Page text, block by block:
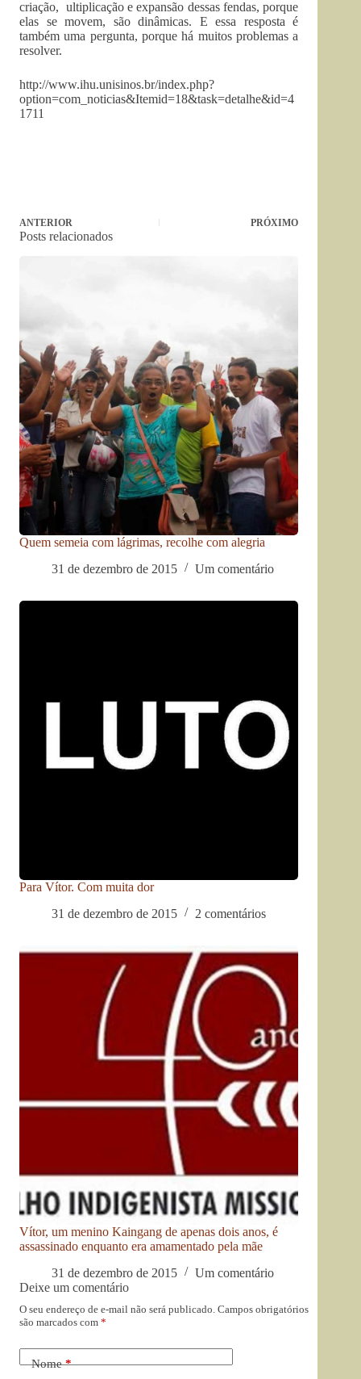
criação, ultiplicação e expansão dessas fendas, porque
elas se movem, são dinâmicas. E essa resposta é
também uma pergunta, porque há muitos problemas a
resolver.
http://www.ihu.unisinos.br/index.php?
option=com_noticias&Itemid=18&task=detalhe&id=4
1711
ANTERIOR PRÓXIMO
Posts relacionados
Quem semeia com lágrimas, recolhe com alegria
31 de dezembro de 2015
Um comentário
Para Vítor. Com muita dor
31 de dezembro de 2015
2 comentários
Vítor, um menino Kaingang de apenas dois anos, é
assassinado enquanto era amamentado pela mãe
31 de dezembro de 2015
Um comentário
Deixe um comentário
O seu endereço de e-mail não será publicado. Campos obrigatórios
são marcados com *
Nome*